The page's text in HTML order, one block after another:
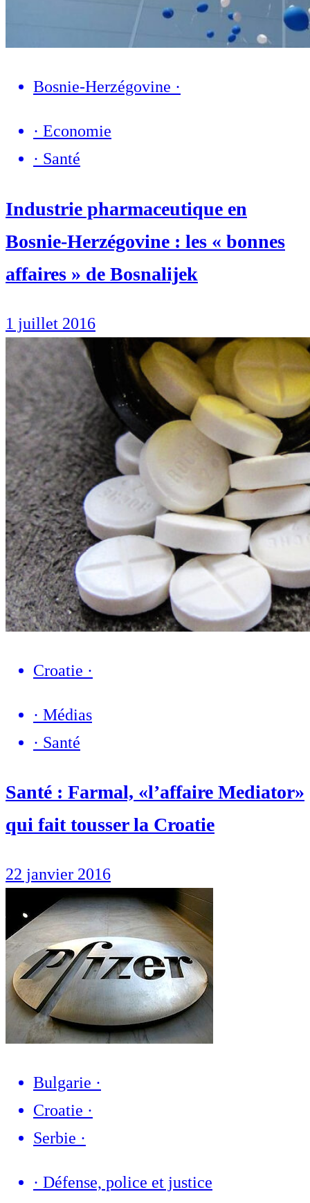
Bosnie-Herzégovine ·
· Economie
· Santé
Industrie pharmaceutique en
Bosnie-Herzégovine : les « bonnes
affaires » de Bosnalijek
1 juillet 2016
Croatie ·
· Médias
· Santé
Santé : Farmal, «l’affaire Mediator»
qui fait tousser la Croatie
22 janvier 2016
Bulgarie ·
Croatie ·
Serbie ·
· Défense, police et justice